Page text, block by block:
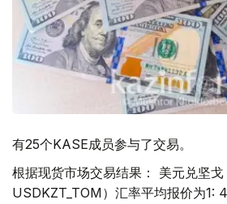
有25个KASE成员参与了交易。
根据现货市场交易结果： 美元兑坚
USDKZT_TOM）汇率平均报价为1: